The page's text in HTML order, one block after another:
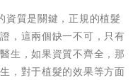
資質是關鍵，正規的植髮
，這兩個缺一不可，只有
生，如果資質不齊全，那
，對于植髮的效果等方面